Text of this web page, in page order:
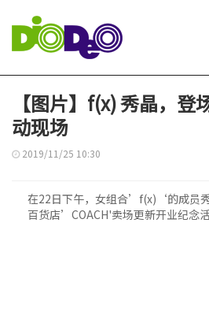
【图片】f(x) 秀晶，登
动现场
2019/11/25 10:30
在22日下午，女组合’f(x)‘的成员
百货店’COACH'卖场更新开业纪念活